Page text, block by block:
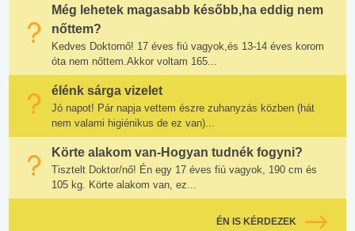
Még lehetek magasabb később,ha eddig nem
nőttem?
Kedves Doktornő! 17 éves fiú vagyok,és 13-14 éves korom
óta nem nőttem.Akkor voltam 165...
élénk sárga vizelet
Jó napot! Pár napja vettem észre zuhanyzás közben (hát
nem valami higiénikus de ez van)...
Körte alakom van-Hogyan tudnék fogyni?
Tisztelt Doktor/nő! Én egy 17 éves fiú vagyok, 190 cm és
105 kg. Körte alakom van, ez...
ÉN IS KÉRDEZEK